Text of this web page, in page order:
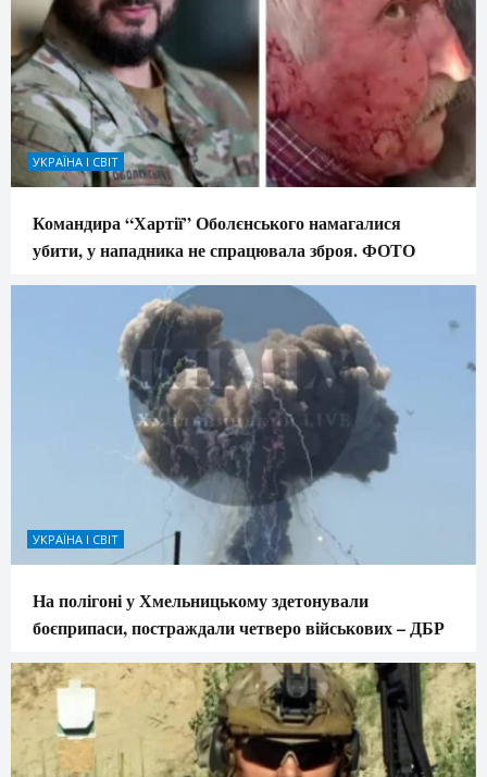
УКРАЇНА І СВІТ
Командира “Хартії” Оболєнського намагалися
убити, у нападника не спрацювала зброя. ФОТО
УКРАЇНА І СВІТ
На полігоні у Хмельницькому здетонували
боєприпаси, постраждали четверо військових – ДБР